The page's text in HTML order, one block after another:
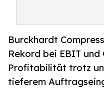
Burckhardt
Rekord bei EBIT und
Profitabilität trotz
tieferem